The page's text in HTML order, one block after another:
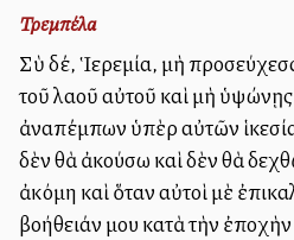
Τρεμπέλα
Σὺ δέ, Ἱερεμία, μὴ
τοῦ λαοῦ αὐτοῦ καὶ μὴ
ἀναπέμπων ὑπὲρ αὐτῶν
δὲν θὰ ἀκούσω καὶ δὲν θὰ
ἀκόμη καὶ ὅταν αὐτοὶ μὲ
βοήθειάν μου κατὰ τὴν